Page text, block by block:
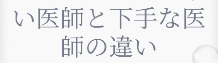
い医師と下手な医
師の違い